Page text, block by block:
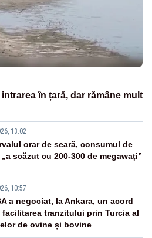
în țară, dar rămâne mult
13:02
orar de seară, consumul de
scăzut cu 200-300 de megawați”
10:57
a negociat, la Ankara, un acord
facilitarea tranzitului prin Turcia al
de ovine și bovine